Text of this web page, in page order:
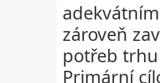
zároveň
potřeb
Primární